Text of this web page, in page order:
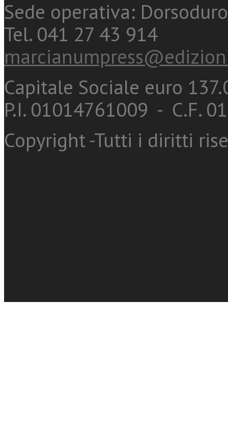
Sede operativa:
Tel. 041 27 43 914
Capitale Sociale euro
P.I. 01014761009 - C.F.
Copyright -Tutti i diritti